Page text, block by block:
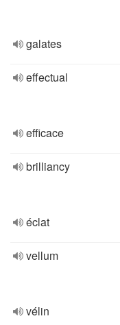
galates
effectual
efficace
brilliancy
éclat
vellum
vélin